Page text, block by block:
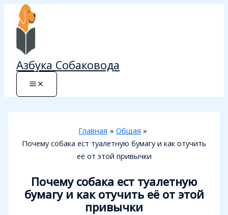
Перейти
содержимому
Азбука Собаковода
Главная
Общая
Почему собака ест туалетную бумагу и как отучить
её от этой привычки
Почему собака ест туалетную
бумагу и как отучить её от этой
привычки